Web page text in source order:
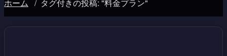
ホーム / タグ付きの投稿: "料金プラン"